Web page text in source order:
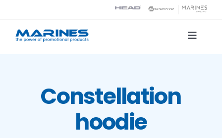
content
Toggle
Tehnologije tiska
Constellation
hoodie